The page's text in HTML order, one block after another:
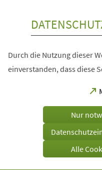
Durch die Nutzung dieser
einverstanden, dass diese
Nur
Alle